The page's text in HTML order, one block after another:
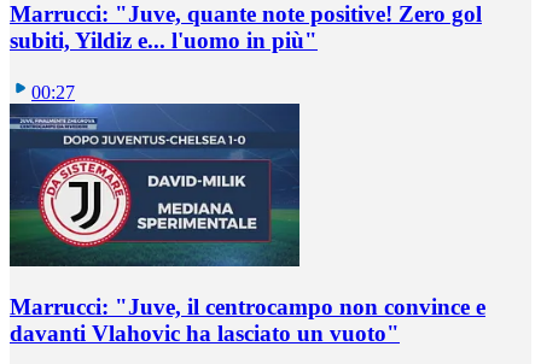
Marrucci: "Juve, quante note positive! Zero gol
subiti, Yildiz e... l'uomo in più"
00:27
Marrucci: "Juve, il centrocampo non convince e
davanti Vlahovic ha lasciato un vuoto"